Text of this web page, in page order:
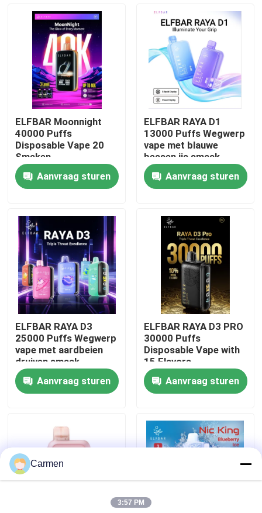
Thuis
Videos
Over ons
Fabrieksreis
Kwaliteitscontrole
Contacteer ons
Vraag een offerte aan
Vozol damp
ELFBAR Moonnight
40000 Puffs
Disposable Vape 20
Smaken
Aanvraag sturen
ELFBAR RAYA D1
13000 Puffs Wegwerp
vape met blauwe
bessen ijs smaak
Aanvraag sturen
ELFBAR RAYA D3
25000 Puffs Wegwerp
vape met aardbeien
druiven smaak
Aanvraag sturen
ELFBAR RAYA D3 PRO
30000 Puffs
Disposable Vape with
15 Flavors
Aanvraag sturen
Carmen
3:57 PM